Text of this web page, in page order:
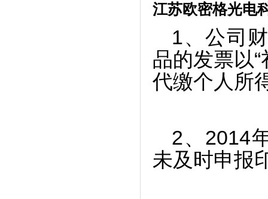
江苏欧密格光电
1、公司
品的发票以
代缴个人所
2、2014
未及时申报